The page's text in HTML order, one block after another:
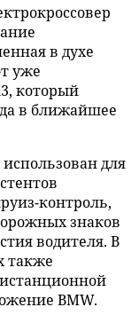
в духе
уже
который
в ближайшее
для
контроль,
знаков
водителя. В
также
BMW.